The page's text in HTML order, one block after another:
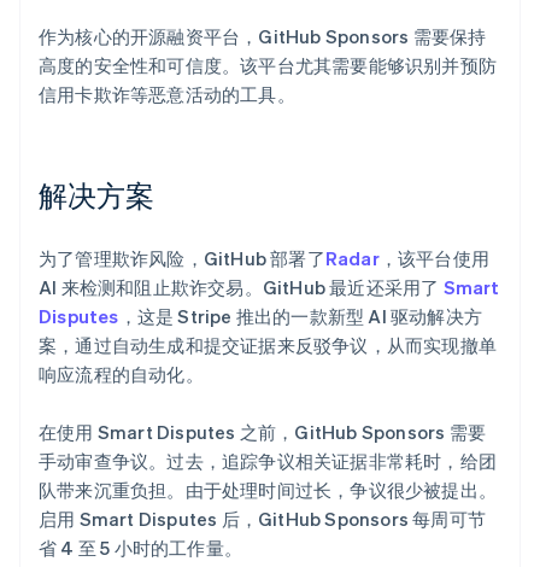
作为核心的开源融资平台，GitHub Sponsors 需要保持
高度的安全性和可信度。该平台尤其需要能够识别并预防
信用卡欺诈等恶意活动的工具。
解决方案
为了管理欺诈风险，GitHub 部署了Radar，该平台使用
AI 来检测和阻止欺诈交易。GitHub 最近还采用了 Smart
Disputes ，这是 Stripe 推出的一款新型 AI 驱动解决方
案，通过自动生成和提交证据来反驳争议，从而实现撤单
响应流程的自动化。
在使用 Smart Disputes 之前，GitHub Sponsors 需要
手动审查争议。过去，追踪争议相关证据非常耗时，给团
队带来沉重负担。由于处理时间过长，争议很少被提出。
启用 Smart Disputes 后，GitHub Sponsors 每周可节
省 4 至 5 小时的工作量。